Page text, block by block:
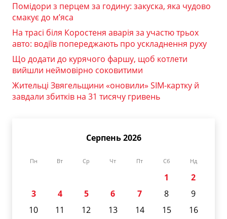
Помідори з перцем за годину: закуска, яка чудово
смакує до м’яса
На трасі біля Коростеня аварія за участю трьох
авто: водіїв попереджають про ускладнення руху
Що додати до курячого фаршу, щоб котлети
вийшли неймовірно соковитими
Жительці Звягельщини «оновили» SIM-картку й
завдали збитків на 31 тисячу гривень
Серпень 2026
Пн Вт Ср Чт Пт Сб Нд
1
2
3
4 5 6 7 8
9
10
11 12 13 14 15
16